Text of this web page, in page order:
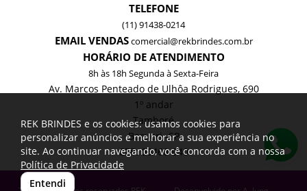
TELEFONE
(11) 91438-0214
EMAIL VENDAScomercial@rekbrindes.com.br
HORÁRIO DE ATENDIMENTO
8h às 18h Segunda à Sexta-Feira
Av. Marcos Penteado de Ulhôa Rodrigues, 690
1º andar
Tamboré
Barueri -SP
CEP: 06460-040
REK BRINDES e os cookies: usamos cookies para
personalizar anúncios e melhorar a sua experiência no
site. Ao continuar navegando, você concorda com a nossa
Política de Privacidade
Entendi